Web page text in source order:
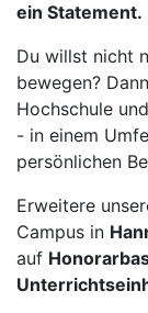
ein Statement.
Du willst nicht
bewegen?
Hochschule
- in einem
persönlichen
Erweitere
Campus in
auf